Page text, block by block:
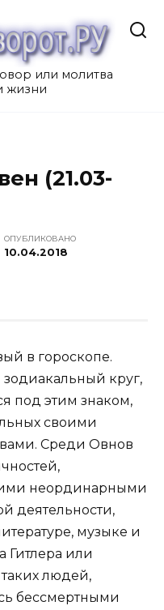
или молитва
жизни
(21.03-
ОПУБЛИКОВАНО
10.04.2018
в гороскопе.
круг,
под этим знаком,
своими
Среди Овнов
неординарными
деятельности,
музыке и
Гитлера или
людей,
бессмертными